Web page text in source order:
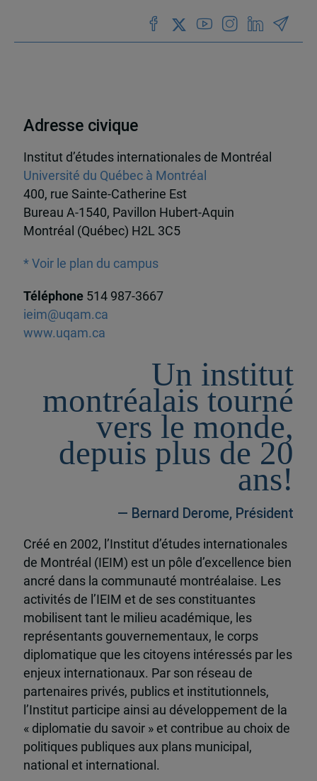
Adresse civique
Institut d’études internationales de Montréal
Université du Québec à Montréal
400, rue Sainte-Catherine Est
Bureau A-1540, Pavillon Hubert-Aquin
Montréal (Québec) H2L 3C5
* Voir le plan du campus
Téléphone 514 987-3667
ieim@uqam.ca
www.uqam.ca
Un institut
montréalais tourné
vers le monde,
depuis plus de 20
ans!
— Bernard Derome, Président
Créé en 2002, l’Institut d’études internationales
de Montréal (IEIM) est un pôle d’excellence bien
ancré dans la communauté montréalaise. Les
activités de l’IEIM et de ses constituantes
mobilisent tant le milieu académique, les
représentants gouvernementaux, le corps
diplomatique que les citoyens intéressés par les
enjeux internationaux. Par son réseau de
partenaires privés, publics et institutionnels,
l’Institut participe ainsi au développement de la
« diplomatie du savoir » et contribue au choix de
politiques publiques aux plans municipal,
national et international.